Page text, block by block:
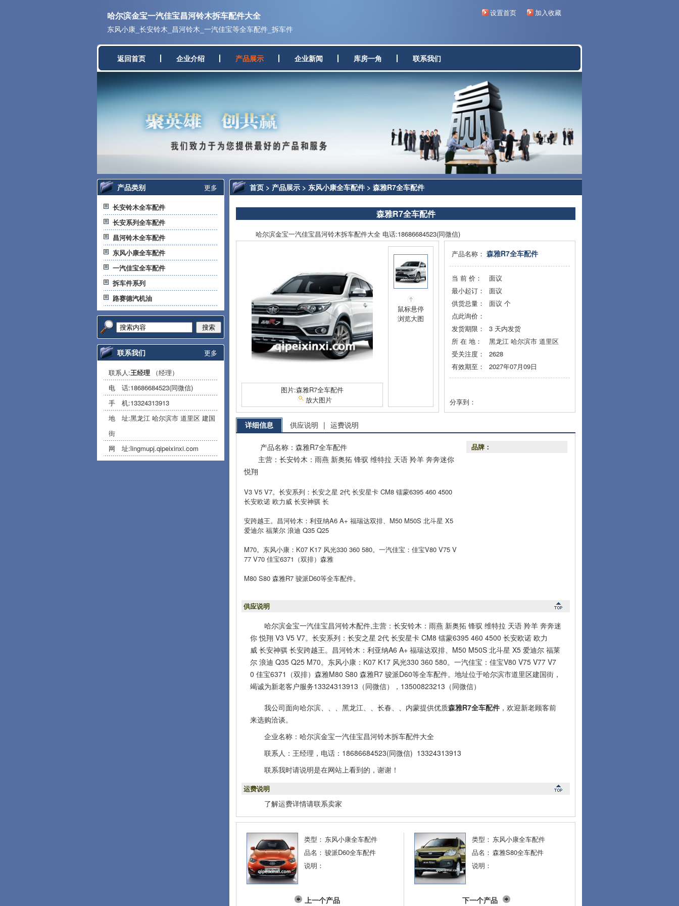
哈尔滨金宝一汽佳宝昌河铃木拆车配件大全
东风小康_长安铃木_昌河铃木_一汽佳宝等全车配件_拆车件
设置首页 加入收藏
返回首页 企业介绍 产品展示 企业新闻 库房一角 联系我们
更多
产品类别
长安铃木全车配件
长安系列全车配件
昌河铃木全车配件
东风小康全车配件
一汽佳宝全车配件
拆车件系列
路赛德汽机油
搜索
更多
联系我们
联系人:王经理 （经理）
电 话:18686684523(同微信)
手 机:13324313913
地 址:黑龙江 哈尔滨市 道里区 建国
街
网 址:lingmupj.qipeixinxi.com
首页 > 产品展示 > 东风小康全车配件 > 森雅R7全车配件
森雅R7全车配件
哈尔滨金宝一汽佳宝昌河铃木拆车配件大全 电话:18686684523(同微信)
图片:森雅R7全车配件
放大图片
鼠标悬停
浏览大图
产品名称： 森雅R7全车配件
当 前 价：
面议
最小起订：
面议
供货总量：
面议 个
点此询价：
发货期限：
3 天内发货
所 在 地：
黑龙江 哈尔滨市 道里区
受关注度：
2628
有效期至：
2027年07月09日
分享到：
详细信息 供应说明 | 运费说明
产品名称：森雅R7全车配件
主营：长安铃木：雨燕 新奥拓 锋驭 维特拉 天语 羚羊 奔奔迷你
悦翔
V3 V5 V7。长安系列：长安之星 2代 长安星卡 CM8 镭蒙6395 460 4500
长安欧诺 欧力威 长安神骐 长
安跨越王。昌河铃木：利亚纳A6 A+ 福瑞达双排、M50 M50S 北斗星 X5
爱迪尔 福莱尔 浪迪 Q35 Q25
M70。东风小康：K07 K17 风光330 360 580。一汽佳宝：佳宝V80 V75 V
77 V70 佳宝6371（双排）森雅
M80 S80 森雅R7 骏派D60等全车配件。
品牌：
供应说明
哈尔滨金宝一汽佳宝昌河铃木配件,主营：长安铃木：雨燕 新奥拓 锋驭 维特拉 天语 羚羊 奔奔迷
你 悦翔 V3 V5 V7。长安系列：长安之星 2代 长安星卡 CM8 镭蒙6395 460 4500 长安欧诺 欧力
威 长安神骐 长安跨越王。昌河铃木：利亚纳A6 A+ 福瑞达双排、M50 M50S 北斗星 X5 爱迪尔 福莱
尔 浪迪 Q35 Q25 M70。东风小康：K07 K17 风光330 360 580。一汽佳宝：佳宝V80 V75 V77 V7
0 佳宝6371（双排）森雅M80 S80 森雅R7 骏派D60等全车配件。地址位于哈尔滨市道里区建国街，
竭诚为新老客户服务13324313913（同微信），13500823213（同微信）
我公司面向哈尔滨、、、黑龙江、、长春、、内蒙提供优质森雅R7全车配件 ，欢迎新老顾客前
来选购洽谈。
企业名称：哈尔滨金宝一汽佳宝昌河铃木拆车配件大全
联系人：王经理，电话：18686684523(同微信) 13324313913
联系我时请说明是在网站上看到的，谢谢！
运费说明
了解运费详情请联系卖家
类型： 东风小康全车配件
品名： 骏派D60全车配件
说明：
上一个产品
类型： 东风小康全车配件
品名： 森雅S80全车配件
说明：
下一个产品